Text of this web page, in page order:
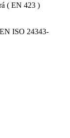
( EN 423 )
ISO 24343-